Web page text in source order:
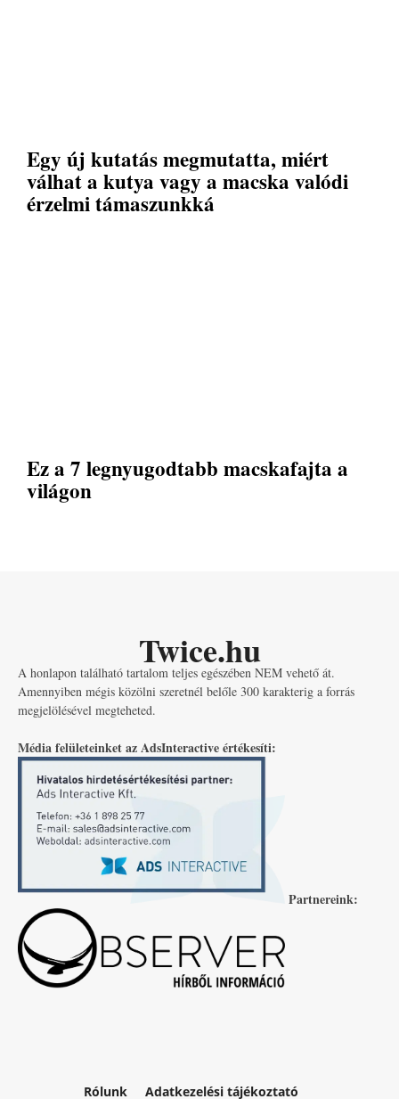
Egy új kutatás megmutatta, miért
válhat a kutya vagy a macska valódi
érzelmi támaszunkká
Ez a 7 legnyugodtabb macskafajta a
világon
Twice.hu
A honlapon található tartalom teljes egészében NEM vehető át.
Amennyiben mégis közölni szeretnél belőle 300 karakterig a forrás
megjelölésével megteheted.
Média felületeinket az AdsInteractive értékesíti:
Partnereink:
Rólunk Adatkezelési tájékoztató